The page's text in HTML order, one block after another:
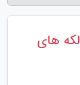
های